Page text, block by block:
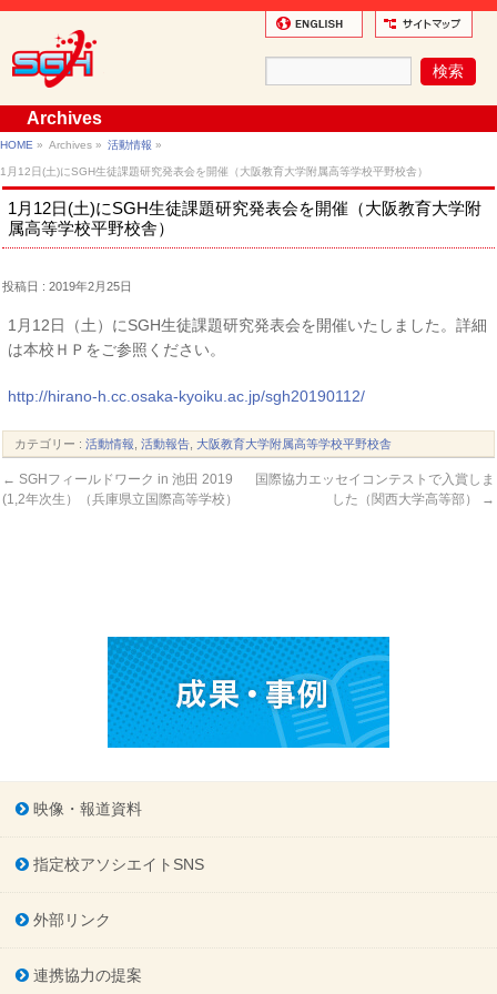
Archives
HOME » Archives » 活動情報 »
1月12日(土)にSGH生徒課題研究発表会を開催（大阪教育大学附属高等学校平野校舎）
1月12日(土)にSGH生徒課題研究発表会を開催（大阪教育大学附
属高等学校平野校舎）
投稿日 : 2019年2月25日
1月12日（土）にSGH生徒課題研究発表会を開催いたしました。詳細
は本校ＨＰをご参照ください。
http://hirano-h.cc.osaka-kyoiku.ac.jp/sgh20190112/
カテゴリー :活動情報 ,活動報告 ,大阪教育大学附属高等学校平野校舎
← SGHフィールドワーク in 池田 2019
(1,2年次生）（兵庫県立国際高等学校）
国際協力エッセイコンテストで入賞しま
した（関西大学高等部）
→
映像・報道資料
指定校アソシエイトSNS
外部リンク
連携協力の提案